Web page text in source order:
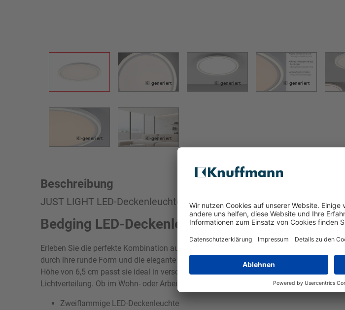
KI-generiert KI-generiert KI-generiert
KI-generiert KI-generiert
Beschreibung
JUST LIGHT LED-Deckenleuchte 2flg weiß
Bedging LED-Deckenleuchte Weiß
Erleben Sie die perfekte Kombination aus stilvollem Design und moderner
durch ihre runde Form und die elegante weiße Farbe, die jedem Raum eine zeitlose
Höhe von 6,5 cm passt sie ideal in verschiedene Raumkonzepte. Gefertigt aus
Lichtverteilung. Ob im Wohn- oder Arbeitsbereich, die Bedging LED-Deckenleuchte sorgt
Zweiflammige LED-Deckenleuchte